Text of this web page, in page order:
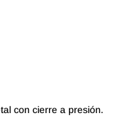
con cierre a presión.